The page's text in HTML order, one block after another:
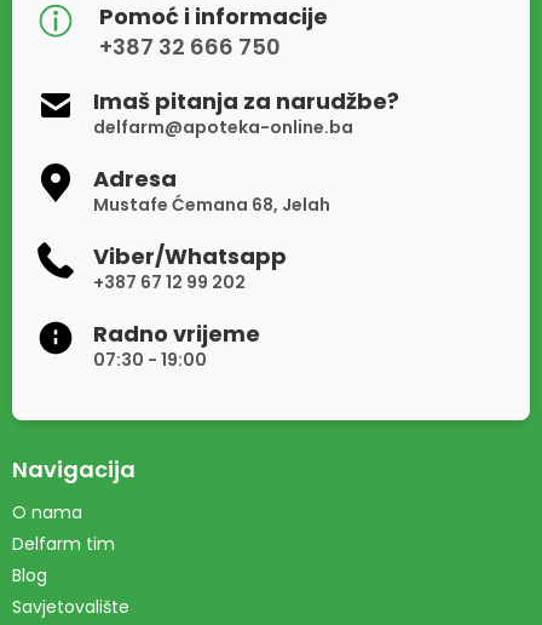
Pomoć i informacije
+387 32 666 750
Imaš pitanja za narudžbe?
delfarm@apoteka-online.ba
Adresa
Mustafe Ćemana 68, Jelah
Viber/Whatsapp
+387 67 12 99 202
Radno vrijeme
07:30 - 19:00
Navigacija
O nama
Delfarm tim
Blog
Savjetovalište